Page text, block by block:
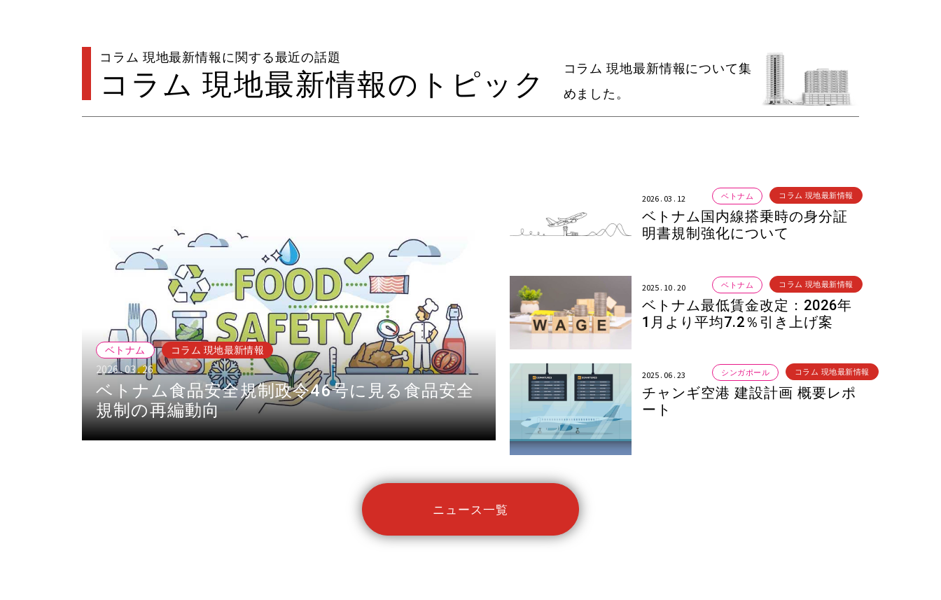
コラム 現地最新情報に関する最近の話題
コラム 現地最新情報のトピック
コラム 現地最新情報について集
めました。
2026 . 03 . 26
ベトナム コラム 現地最新情報
ベトナム食品安全規制政令46号に見る食品安全
規制の再編動向
2026 . 03 . 12 ベトナム コラム 現地最新情報
ベトナム国内線搭乗時の身分証
明書規制強化について
2025 . 10 . 20 ベトナム コラム 現地最新情報
ベトナム最低賃金改定：2026年
1月より平均7.2％引き上げ案
2025 . 06 . 23 シンガポール コラム 現地最新情報
チャンギ空港 建設計画 概要レポ
ート
ニュース一覧